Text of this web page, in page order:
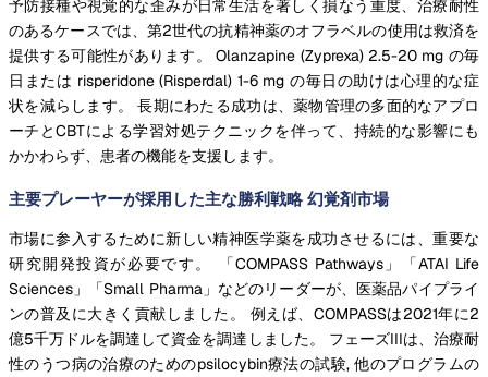
予防接種や視覚的な歪みが日常生活を著しく損なう重度、治療耐性
のあるケースでは、第2世代の抗精神薬のオフラベルの使用は救済を
提供する可能性があります。 Olanzapine (Zyprexa) 2.5-20 mg の毎
日または risperidone (Risperdal) 1-6 mg の毎日の助けは心理的な症
状を減らします。 長期にわたる成功は、薬物管理の多面的なアプロ
ーチとCBTによる学習対処テクニックを伴って、持続的な影響にも
かかわらず、患者の機能を支援します。
主要プレーヤーが採用した主な勝利戦略 幻覚剤市場
市場に参入するために新しい精神医学薬を成功させるには、重要な
研究開発投資が必要です。 「COMPASS Pathways」「ATAI Life
Sciences」「Small Pharma」などのリーダーが、医薬品パイプライ
ンの普及に大きく貢献しました。 例えば、COMPASSは2021年に2
億5千万ドルを調達して資金を調達しました。 フェーズIIIは、治療耐
性のうつ病の治療のためのpsilocybin療法の試験, 他のプログラムの